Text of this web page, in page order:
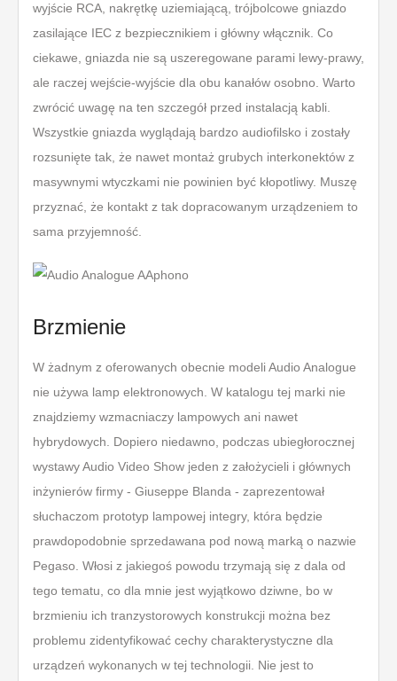
wyjście RCA, nakrętkę uziemiającą, trójbolcowe gniazdo
zasilające IEC z bezpiecznikiem i główny włącznik. Co
ciekawe, gniazda nie są uszeregowane parami lewy-prawy,
ale raczej wejście-wyjście dla obu kanałów osobno. Warto
zwrócić uwagę na ten szczegół przed instalacją kabli.
Wszystkie gniazda wyglądają bardzo audiofilsko i zostały
rozsunięte tak, że nawet montaż grubych interkonektów z
masywnymi wtyczkami nie powinien być kłopotliwy. Muszę
przyznać, że kontakt z tak dopracowanym urządzeniem to
sama przyjemność.
Brzmienie
W żadnym z oferowanych obecnie modeli Audio Analogue
nie używa lamp elektronowych. W katalogu tej marki nie
znajdziemy wzmacniaczy lampowych ani nawet
hybrydowych. Dopiero niedawno, podczas ubiegłorocznej
wystawy Audio Video Show jeden z założycieli i głównych
inżynierów firmy - Giuseppe Blanda - zaprezentował
słuchaczom prototyp lampowej integry, która będzie
prawdopodobnie sprzedawana pod nową marką o nazwie
Pegaso. Włosi z jakiegoś powodu trzymają się z dala od
tego tematu, co dla mnie jest wyjątkowo dziwne, bo w
brzmieniu ich tranzystorowych konstrukcji można bez
problemu zidentyfikować cechy charakterystyczne dla
urządzeń wykonanych w tej technologii. Nie jest to